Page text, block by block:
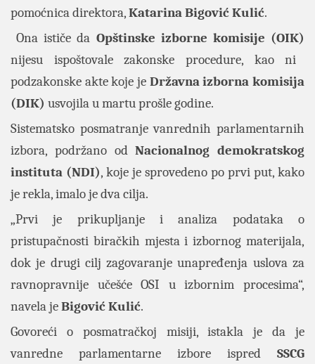
pomoćnica direktora,Katarina Bigović Kulić.
Ona ističe da Opštinske izborne komisije (OIK)
nijesu ispoštovale zakonske procedure, kao ni
podzakonske akte koje je Državna izborna komisija
(DIK) usvojila u martu prošle godine.
Sistematsko posmatranje vanrednih parlamentarnih
izbora, podržano odNacionalnog demokratskog
instituta (NDI), koje je sprovedeno po prvi put, kako
je rekla, imalo je dva cilja.
„Prvi je prikupljanje i analiza podataka o
pristupačnosti biračkih mjesta i izbornog materijala,
dok je drugi cilj zagovaranje unapređenja uslova za
ravnopravnije učešće OSI u izbornim procesima“,
navela jeBigović Kulić.
Govoreći o posmatračkoj misiji, istakla je da je
vanredne parlamentarne izbore ispred SSCG